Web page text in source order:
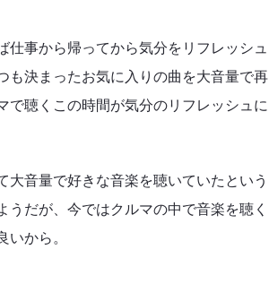
仕事から帰ってから気分をリフレッシュ
も決まったお気に入りの曲を大音量で再
で聴くこの時間が気分のリフレッシュに
音量で好きな音楽を聴いていたという
だが、今ではクルマの中で音楽を聴く
いから。